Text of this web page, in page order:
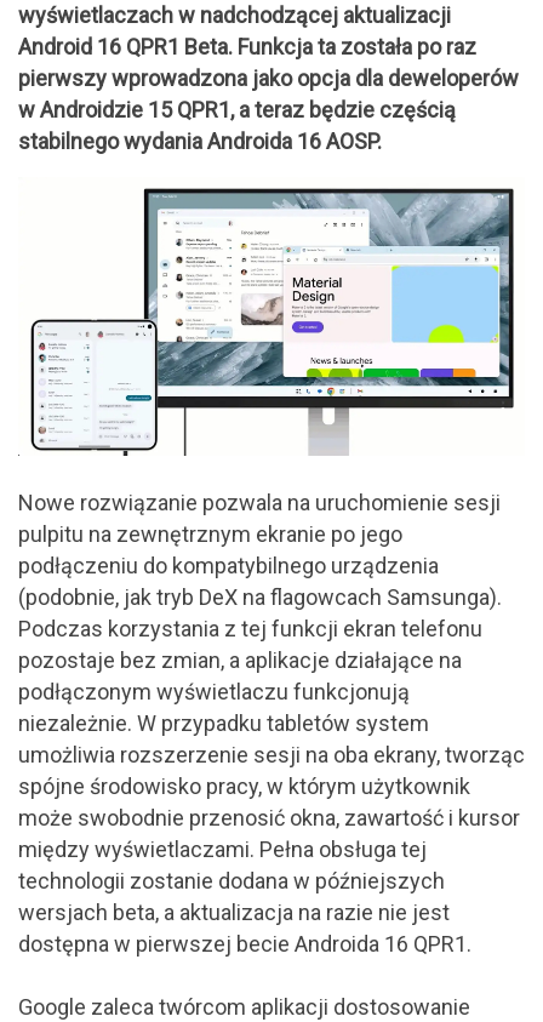
wyświetlaczach w nadchodzącej aktualizacji
Android 16 QPR1 Beta. Funkcja ta została po raz
pierwszy wprowadzona jako opcja dla deweloperów
w Androidzie 15 QPR1, a teraz będzie częścią
stabilnego wydania Androida 16 AOSP.
Nowe rozwiązanie pozwala na uruchomienie sesji
pulpitu na zewnętrznym ekranie po jego
podłączeniu do kompatybilnego urządzenia
(podobnie, jak tryb DeX na flagowcach Samsunga).
Podczas korzystania z tej funkcji ekran telefonu
pozostaje bez zmian, a aplikacje działające na
podłączonym wyświetlaczu funkcjonują
niezależnie. W przypadku tabletów system
umożliwia rozszerzenie sesji na oba ekrany, tworząc
spójne środowisko pracy, w którym użytkownik
może swobodnie przenosić okna, zawartość i kursor
między wyświetlaczami. Pełna obsługa tej
technologii zostanie dodana w późniejszych
wersjach beta, a aktualizacja na razie nie jest
dostępna w pierwszej becie Androida 16 QPR1.
Google zaleca twórcom aplikacji dostosowanie